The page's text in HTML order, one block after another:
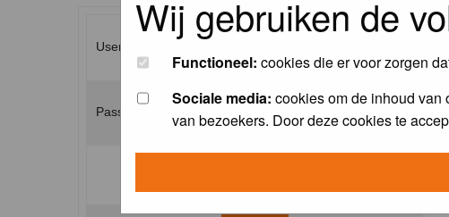
Wij gebruiken de
Functioneel: cookies die er voor zorgen
Sociale media: cookies om de inhoud
van bezoekers. Door deze cookies te
Username:
Password: